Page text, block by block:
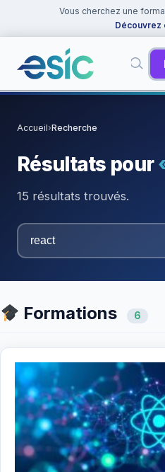
Vous cherchez une
Découvrez
Suggestions : Cybersécurité
Docker
Accueil›Recherche
Résultats pour
15 résultats trouvés.
Formations 6